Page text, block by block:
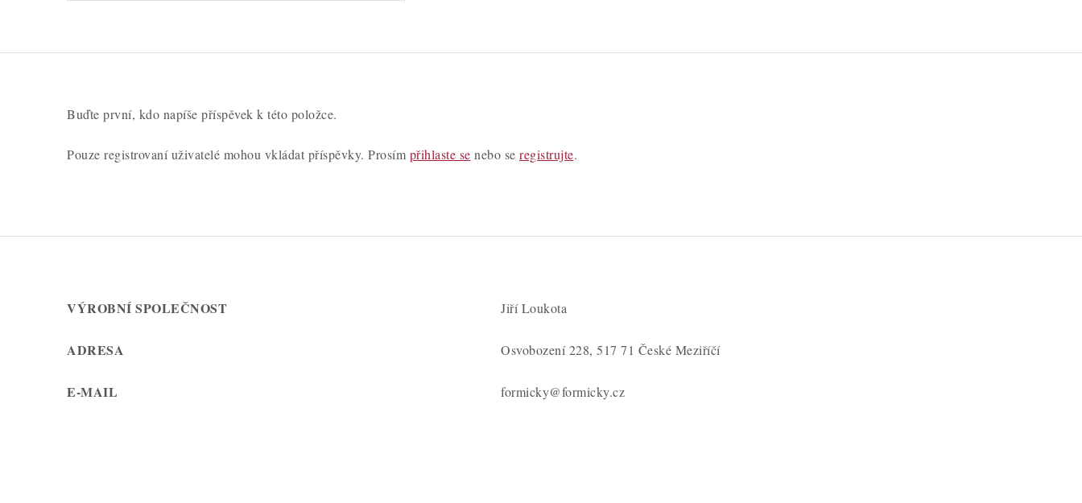
Buďte první, kdo napíše příspěvek k této položce.
Pouze registrovaní uživatelé mohou vkládat příspěvky. Prosím přihlaste se nebo se registrujte.
VÝROBNÍ SPOLEČNOST Jiří Loukota
ADRESA Osvobození 228, 517 71 České Meziříčí
E-MAIL formicky@formicky.cz